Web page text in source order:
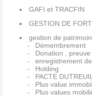
GAFI et TRACFIN
GESTION DE
gestion de
Démembrement
Donation , preuve
enregistrement
Holding
PACTE DUTREUIL
Plus value
Plus values